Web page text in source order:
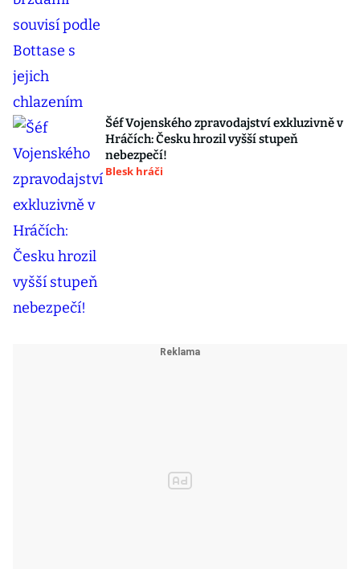
Šéf Vojenského zpravodajství exkluzivně v
Hráčích: Česku hrozil vyšší stupeň
nebezpečí!
Blesk hráči